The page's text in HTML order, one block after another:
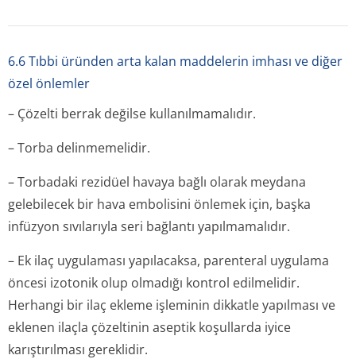
6.6 Tıbbi üründen arta kalan maddelerin imhası ve diğer
özel önlemler
– Çözelti berrak değilse kullanılmamalıdır.
– Torba delinmemelidir.
– Torbadaki rezidüel havaya bağlı olarak meydana
gelebilecek bir hava embolisini önlemek için, başka
infüzyon sıvılarıyla seri bağlantı yapılmamalıdır.
– Ek ilaç uygulaması yapılacaksa, parenteral uygulama
öncesi izotonik olup olmadığı kontrol edilmelidir.
Herhangi bir ilaç ekleme işleminin dikkatle yapılması ve
eklenen ilaçla çözeltinin aseptik koşullarda iyice
karıştırılması gereklidir.